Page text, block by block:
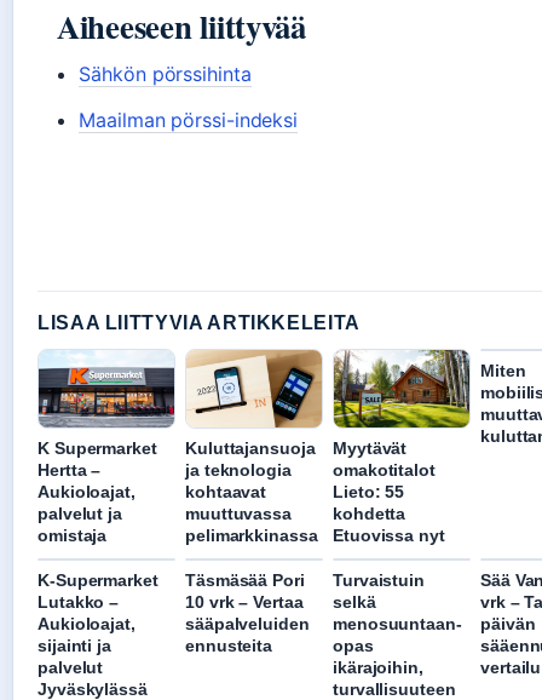
Aiheeseen liittyvää
Sähkön pörssihinta
Maailman pörssi-indeksi
LISAA LIITTYVIA ARTIKKELEITA
K Supermarket
Hertta –
Aukioloajat,
palvelut ja
omistaja
Kuluttajansuoja
ja teknologia
kohtaavat
muuttuvassa
pelimarkkinassa
Myytävät
omakotitalot
Lieto: 55
kohdetta
Etuovissa nyt
Miten
K-Supermarket
Lutakko –
Aukioloajat,
sijainti ja
palvelut
Jyväskylässä
Täsmäsää Pori
10 vrk – Vertaa
sääpalveluiden
ennusteita
Turvaistuin
selkä
menosuuntaan-
opas
ikärajoihin,
turvallisuuteen
Sää
vrk –
päivän
vertailu